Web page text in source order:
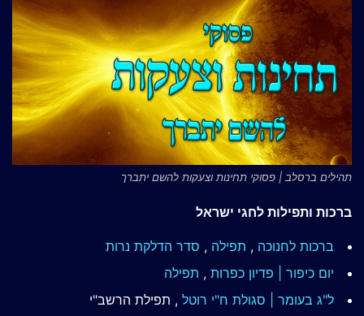
תהילים ברסלב | פסוקי תחינות וצעקות להשם יתברך
ברכות ותפילות לחגי ישראל
ברכות לחנוכה , תפילה , סדר הדלקת נרות
יום כיפור | פדיון כפרות , תפילה
ל"ג בעומר | סגולת ח"י רוטל , תפילת הרשב"י